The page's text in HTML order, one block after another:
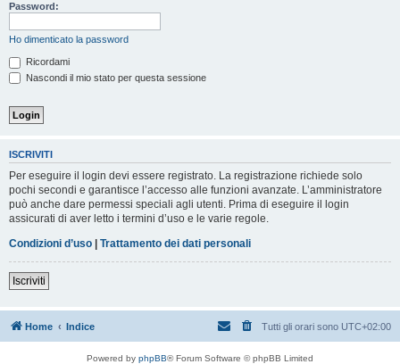
Password:
Ho dimenticato la password
Ricordami
Nascondi il mio stato per questa sessione
ISCRIVITI
Per eseguire il login devi essere registrato. La registrazione richiede solo
pochi secondi e garantisce l’accesso alle funzioni avanzate. L’amministratore
può anche dare permessi speciali agli utenti. Prima di eseguire il login
assicurati di aver letto i termini d’uso e le varie regole.
Condizioni d’uso | Trattamento dei dati personali
Iscriviti
Home Indice Tutti gli orari sono UTC+02:00
Powered by phpBB® Forum Software © phpBB Limited